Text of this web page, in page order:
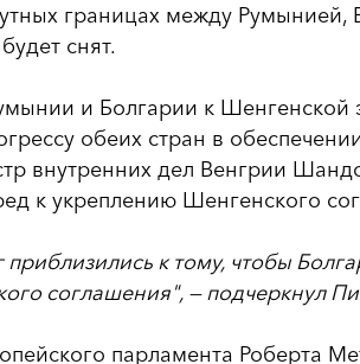
границах между
снят.
и Болгарии к Шенгенской
обеих стран в
внутренних дел Венгрии
к укреплению Шенгенского
к тому, чтобы
соглашения", — подчеркнул
парламента Роберта